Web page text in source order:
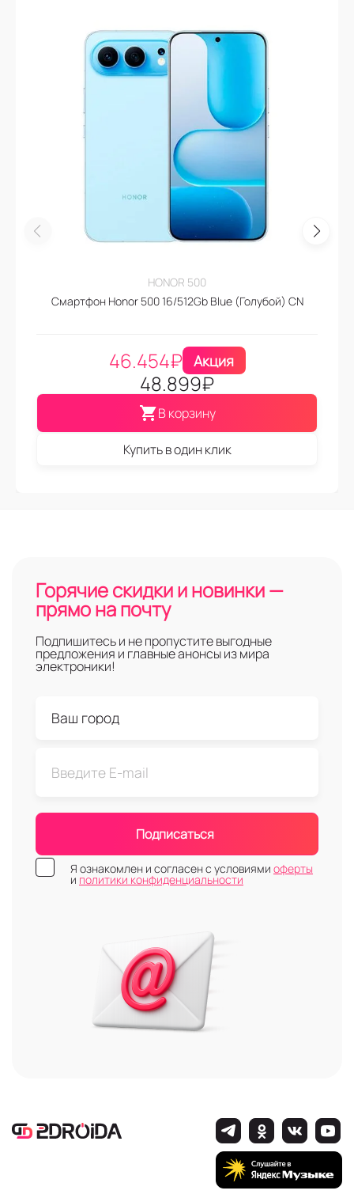
HONOR 500
Смартфон Honor 500 16/512Gb Blue (Голубой) CN
46.454₽ Акция
48.899₽
В корзину
Купить в один клик
Горячие скидки и новинки —
прямо на почту
Подпишитесь и не пропустите выгодные
предложения и главные анонсы из мира
электроники!
Подписаться
Я ознакомлен и согласен с условиями оферты
и политики конфиденциальности